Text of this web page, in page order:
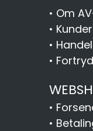
• Om
•
•
•
•
•